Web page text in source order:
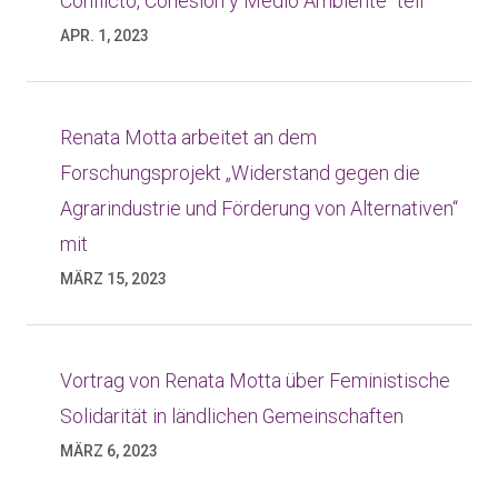
APR. 1, 2023
Renata Motta arbeitet an dem
Forschungsprojekt „Widerstand gegen die
Agrarindustrie und Förderung von Alternativen“
mit
MÄRZ 15, 2023
Vortrag von Renata Motta über Feministische
Solidarität in ländlichen Gemeinschaften
MÄRZ 6, 2023